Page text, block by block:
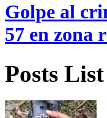
Golpe al
57 en zona
Posts List